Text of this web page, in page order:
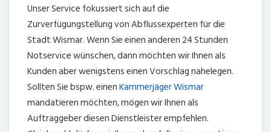
Unser Service fokussiert sich auf die
Zurverfügungstellung von Abflussexperten für die
Stadt Wismar. Wenn Sie einen anderen 24 Stunden
Notservice wünschen, dann möchten wir Ihnen als
Kunden aber wenigstens einen Vorschlag nahelegen.
Sollten Sie bspw. einenKammerjäger Wismar
mandatieren möchten, mögen wir Ihnen als
Auftraggeber diesen Dienstleister empfehlen.